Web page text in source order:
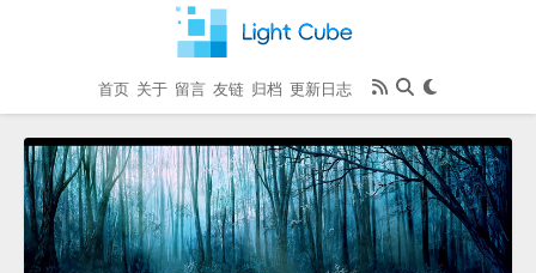
首页 关于 留言 友链 归档 更新日志